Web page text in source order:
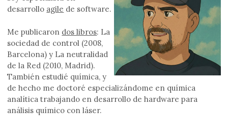
desarrollo agile de software.
Me publicaron dos libros: La
sociedad de control (2008,
Barcelona) y La neutralidad
de la Red (2010, Madrid).
También estudié química, y
de hecho me doctoré especializándome en química
analítica trabajando en desarrollo de hardware para
análisis químico con láser.